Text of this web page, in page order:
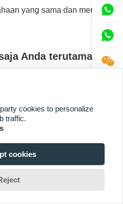
yang sama dan memiliki
Anda terutama
ke AS, Inggris, Rusia,
solusi rak pajangan khusus.
jumlah pesanan
pesanan minimum.



cookies to personalize
traffic.
cookies